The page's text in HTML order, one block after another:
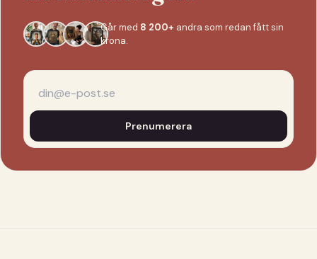
Går med 8 200+ andra som redan fått sin
krona.
Prenumerera